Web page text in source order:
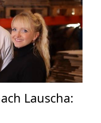
Lauscha: